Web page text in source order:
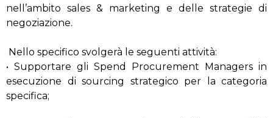
nell’ambito sales & marketing e delle strategie di
negoziazione.
Nello specifico svolgerà le seguenti attività:
• Supportare gli Spend Procurement Managers in
esecuzione di sourcing strategico per la categoria
specifica;